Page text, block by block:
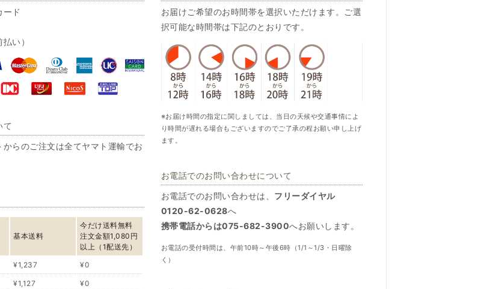
ード
い）
て
からのご注文は全てヤマト運輸でお
基本送料
今だけ送料無料
注文金額1,080円
以上（1配送先）
¥1,237 ¥0
¥1,127 ¥0
お届けご希望のお時間帯を選択いただけます。ご選
択可能な時間帯は下記のとおりです。
※お届け時間の指定に関しましては、当日の天候や交通事情によ
り時間が遅れる場合もございますのでご了承の程お願い申し上げ
ます。
お電話でのお問い合わせについて
お電話でのお問い合わせは、 フリーダイヤル
0120-62-0628へ
携帯電話からは075-682-3900へお願いします。
お電話の受付時間は、午前10時～午後6時（1/1～1/3・日曜除
く）